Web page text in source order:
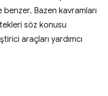
benzer. Bazen kavramları
söz konusu
araçları yardımcı